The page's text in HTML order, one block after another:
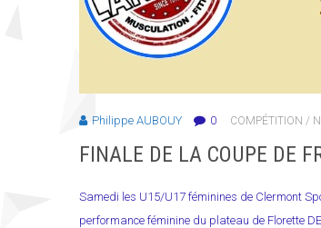
Philippe AUBOUY 0 COMPÉTITION /
FINALE DE LA COUPE DE
Samedi les U15/U17 féminines de Clermont
performance féminine du plateau de Florette